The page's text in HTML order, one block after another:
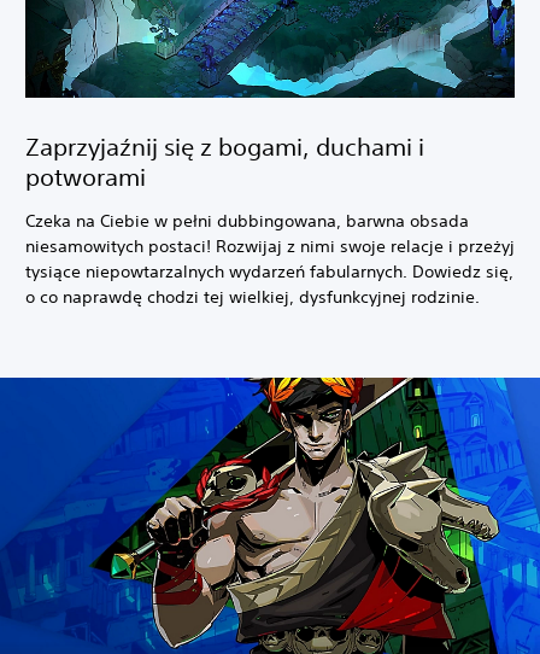
Zaprzyjaźnij się z bogami, duchami i
potworami
Czeka na Ciebie w pełni dubbingowana, barwna obsada
niesamowitych postaci! Rozwijaj z nimi swoje relacje i przeżyj
tysiące niepowtarzalnych wydarzeń fabularnych. Dowiedz się,
o co naprawdę chodzi tej wielkiej, dysfunkcyjnej rodzinie.